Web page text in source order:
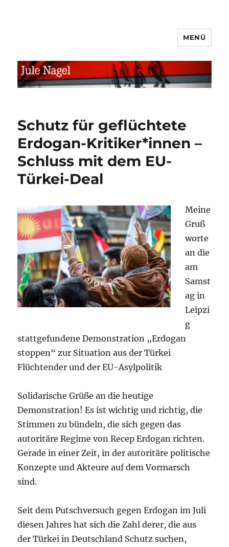
MENÜ
Schutz für geflüchtete
Erdogan-Kritiker*innen –
Schluss mit dem EU-
Türkei-Deal
Meine
Gruß
worte
an die
am
Samst
ag in
Leipzi
g
stattgefundene Demonstration „Erdogan
stoppen“ zur Situation aus der Türkei
Flüchtender und der EU-Asylpolitik
Solidarische Grüße an die heutige
Demonstration! Es ist wichtig und richtig, die
Stimmen zu bündeln, die sich gegen das
autoritäre Regime von Recep Erdogan richten.
Gerade in einer Zeit, in der autoritäre politische
Konzepte und Akteure auf dem Vormarsch
sind.
Seit dem Putschversuch gegen Erdogan im Juli
diesen Jahres hat sich die Zahl derer, die aus
der Türkei in Deutschland Schutz suchen,